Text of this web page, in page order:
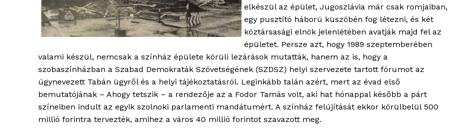
elkészül az épület, Jugoszlávia már csak romjaiban,
egy pusztító háború küszöbén fog létezni, és két
köztársasági elnök jelenlétében avatják majd fel az
épületet. Persze azt, hogy 1989 szeptemberében
valami készül, nemcsak a színház épülete körüli lezárások mutatták, hanem az is, hogy a
szobaszínházban a Szabad Demokraták Szövetségének (SZDSZ) helyi szervezete tartott fórumot az
úgynevezett Tabán ügyről és a helyi tájékoztatásról. Leginkább talán azért, mert az évad első
bemutatójának – Ahogy tetszik – a rendezője az a Fodor Tamás volt, aki hat hónappal később a párt
színeiben indult az egyik szolnoki parlamenti mandátumért. A színház felújítását ekkor körülbelül 500
millió forintra tervezték, amihez a város 40 millió forintot szavazott meg.